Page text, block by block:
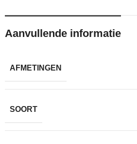
Aanvullende informatie
AFMETINGEN
SOORT